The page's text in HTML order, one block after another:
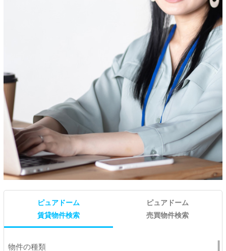
ピュアドーム
賃貸物件検索
物件の種類
ピュアドーム
売買物件検索